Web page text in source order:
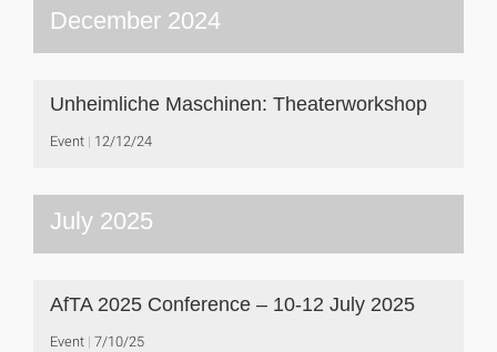
December 2024
Unheimliche Maschinen: Theaterworkshop
Event 12/12/24
July 2025
AfTA 2025 Conference – 10-12 July 2025
Event 7/10/25